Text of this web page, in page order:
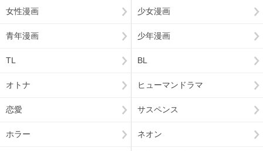
女性漫画 少女漫画
青年漫画 少年漫画
TL BL
オトナ ヒューマンドラマ
恋愛 サスペンス
ホラー ネオン